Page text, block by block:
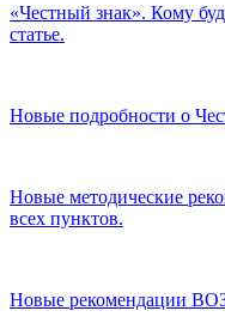
«Честный знак». Кому
статье.
Новые подробности о
Новые методические
всех пунктов.
Новые рекомендации